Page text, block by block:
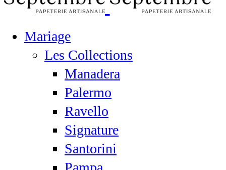
Mariage
Les Collections
Manadera
Palermo
Ravello
Signature
Santorini